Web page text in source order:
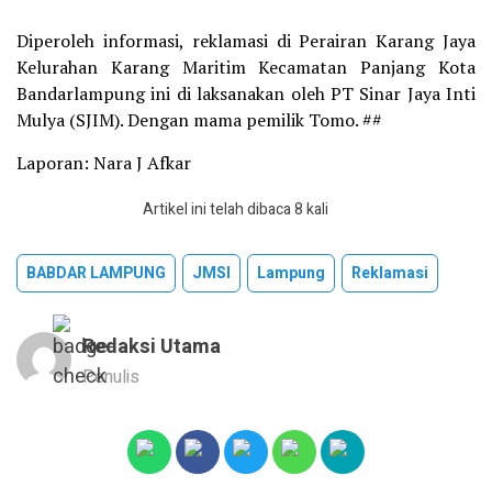
Diperoleh informasi, reklamasi di Perairan Karang Jaya
Kelurahan Karang Maritim Kecamatan Panjang Kota
Bandarlampung ini di laksanakan oleh PT Sinar Jaya Inti
Mulya (SJIM). Dengan mama pemilik Tomo. ##
Laporan: Nara J Afkar
Artikel ini telah dibaca 8 kali
BABDAR LAMPUNG JMSI Lampung Reklamasi
Redaksi Utama
Penulis